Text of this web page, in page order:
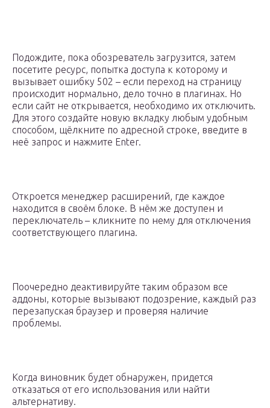
Подождите, пока обозреватель загрузится, затем
посетите ресурс, попытка доступа к которому и
вызывает ошибку 502 – если переход на страницу
происходит нормально, дело точно в плагинах. Но
если сайт не открывается, необходимо их отключить.
Для этого создайте новую вкладку любым удобным
способом, щёлкните по адресной строке, введите в
неё запрос и нажмите Enter.
Откроется менеджер расширений, где каждое
находится в своём блоке. В нём же доступен и
переключатель – кликните по нему для отключения
соответствующего плагина.
Поочередно деактивируйте таким образом все
аддоны, которые вызывают подозрение, каждый раз
перезапуская браузер и проверяя наличие
проблемы.
Когда виновник будет обнаружен, придется
отказаться от его использования или найти
альтернативу.